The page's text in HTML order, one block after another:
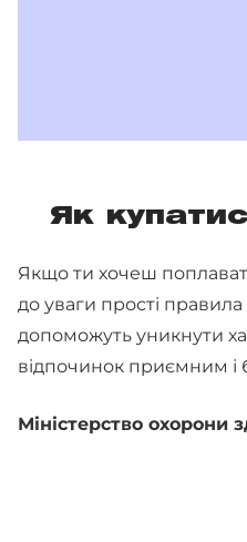
Як
Якщо ти хочеш
до уваги прості
допоможуть уникнути
відпочинок приємним і
Міністерство охорони